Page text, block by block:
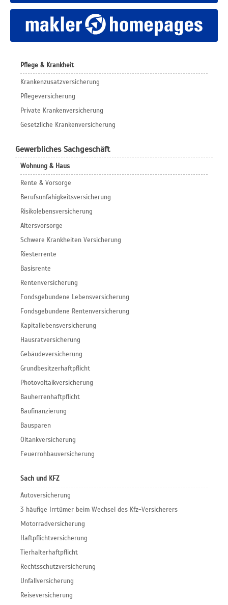
Pflege & Krankheit
Krankenzusatzversicherung
Pflegeversicherung
Private Krankenversicherung
Gesetzliche Krankenversicherung
Gewerbliches Sachgeschäft
Wohnung & Haus
Rente & Vorsorge
Berufs­unfähigkeitsversicherung
Risikolebensversicherung
Altersvorsorge
Schwere Krankheiten Versicherung
Riesterrente
Basisrente
Rentenversicherung
Fondsgebundene Lebensversicherung
Fondsgebundene Rentenversicherung
Kapitallebensversicherung
Hausratversicherung
Gebäudeversicherung
Grundbesitzerhaftpflicht
Photovoltaikversicherung
Bauherrenhaftpflicht
Baufinanzierung
Bausparen
Öltankversicherung
Feuerrohbauversicherung
Sach und KFZ
Autoversicherung
3 häufige Irrtümer beim Wechsel des Kfz-Versicherers
Motorradversicherung
Haftpflichtversicherung
Tierhalterhaftpflicht
Rechtsschutzversicherung
Unfallversicherung
Reiseversicherung